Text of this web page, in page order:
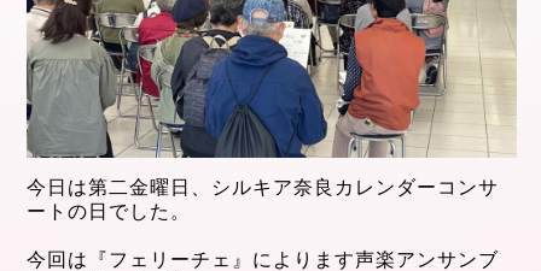
今日は第二金曜日、シルキア奈良カレンダーコンサ
ートの日でした。
今回は『フェリーチェ 』によります声楽アンサンブ